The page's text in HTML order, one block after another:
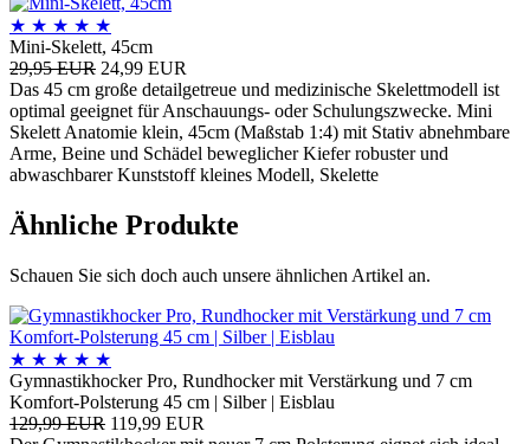
★ ★ ★ ★ ★
Mini-Skelett, 45cm
29,95 EUR 24,99 EUR
Das 45 cm große detailgetreue und medizinische Skelettmodell ist
optimal geeignet für Anschauungs- oder Schulungszwecke. Mini
Skelett Anatomie klein, 45cm (Maßstab 1:4) mit Stativ abnehmbare
Arme, Beine und Schädel beweglicher Kiefer robuster und
abwaschbarer Kunststoff kleines Modell, Skelette
Ähnliche Produkte
Schauen Sie sich doch auch unsere ähnlichen Artikel an.
★ ★ ★ ★ ★
Gymnastikhocker Pro, Rundhocker mit Verstärkung und 7 cm
Komfort-Polsterung 45 cm | Silber | Eisblau
129,99 EUR 119,99 EUR